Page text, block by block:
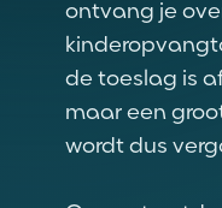
ontvang je
de toeslag is
maar een
wordt dus